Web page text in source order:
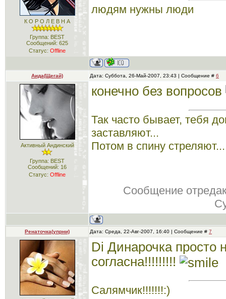
К О Р О Л Е В Н А
Группа: BEST
Сообщений: 625
Статус: Offline
людям нужны люди
Аида(Щегай) Дата: Суббота, 26-Май-2007, 23:43 | Сообщение # 6
Активный Андинский
Группа: BEST
Сообщений: 16
Статус: Offline
конечно без вопросов
Так часто бывает, тебя
заставляют...
Потом в спину стреляют...
Сообщение
Ренаточка(упрни) Дата: Среда, 22-Авг-2007, 16:40 | Сообщение # 7
Di Динарочка просто
согласна!!!!!!!!!
Салямчик!!!!!!!:)